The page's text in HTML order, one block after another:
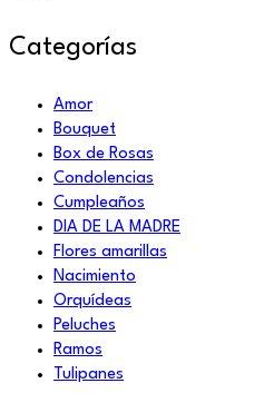
Categorías
Amor
Bouquet
Box de Rosas
Condolencias
Cumpleaños
DIA DE LA MADRE
Flores amarillas
Nacimiento
Orquídeas
Peluches
Ramos
Tulipanes